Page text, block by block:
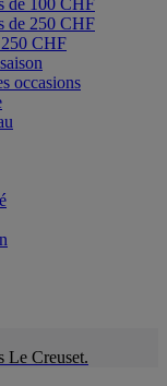
de 100 CHF
de 250 CHF
250 CHF
occasions
Le Creuset.